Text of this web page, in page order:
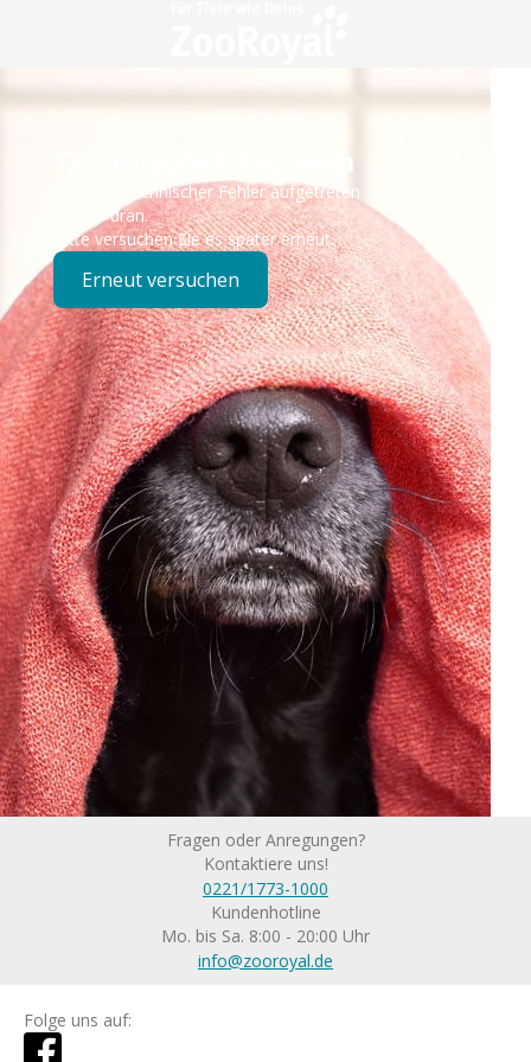
Technisches Problem
Es ist ein technischer Fehler aufgetreten – wir sind
bereits dran.
Bitte versuchen Sie es später erneut.
Erneut versuchen
Fragen oder Anregungen?
Kontaktiere uns!
0221/1773-1000
Kundenhotline
Mo. bis Sa. 8:00 - 20:00 Uhr
info@zooroyal.de
Folge uns auf: